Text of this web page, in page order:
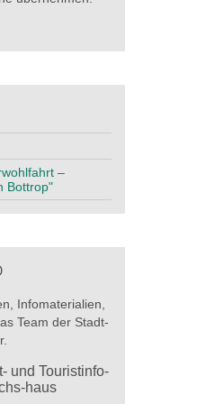
–
Bottrop"
Infomaterialien,
Team der Stadt-